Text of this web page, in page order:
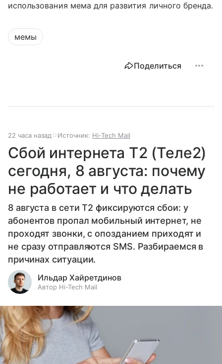
использования мема для развития личного бренда.
мемы
Поделиться
22 часа назад Источник: Hi-Tech Mail
Сбой интернета T2 (Теле2)
сегодня, 8 августа: почему
не работает и что делать
8 августа в сети T2 фиксируются сбои: у
абонентов пропал мобильный интернет, не
проходят звонки, с опозданием приходят и
не сразу отправляются SMS. Разбираемся в
причинах ситуации.
Ильдар Хайретдинов
Автор Hi-Tech Mail